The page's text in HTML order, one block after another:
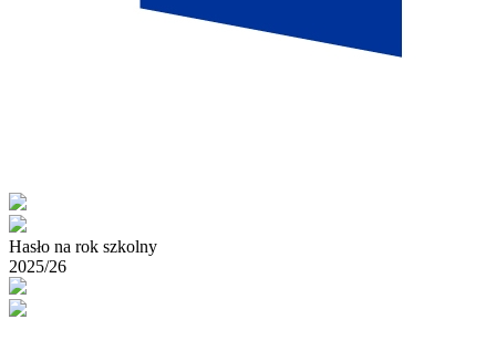
Hasło na rok szkolny
2025/26